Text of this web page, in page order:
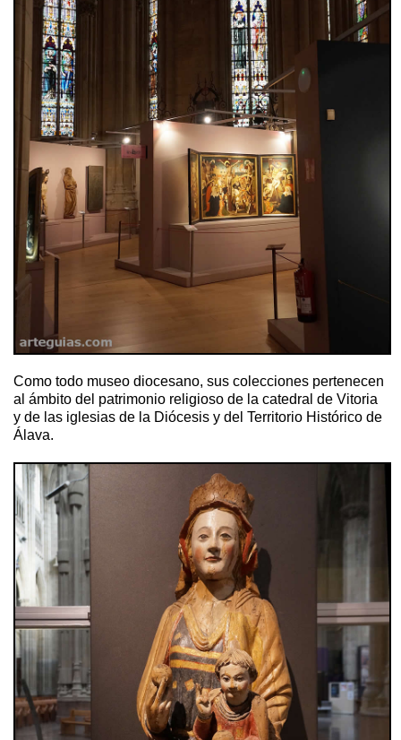
Como todo museo diocesano, sus colecciones pertenecen
al ámbito del patrimonio religioso de la catedral de Vitoria
y de las iglesias de la Diócesis y del Territorio Histórico de
Álava.